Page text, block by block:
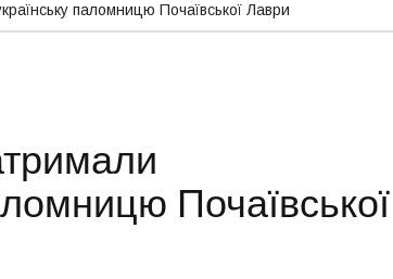
паломницю Почаївської Лаври
Почаївської